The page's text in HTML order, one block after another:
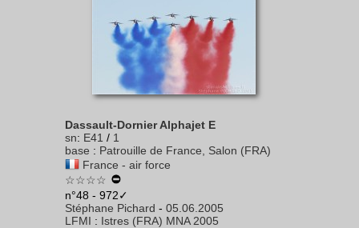
Dassault-Dornier Alphajet E
sn: E41 / 1
base : Patrouille de France, Salon (FRA)
France - air force
☆☆☆☆
n°48 - 972✓
Stéphane Pichard - 05.06.2005
LFMI : Istres (FRA) MNA 2005